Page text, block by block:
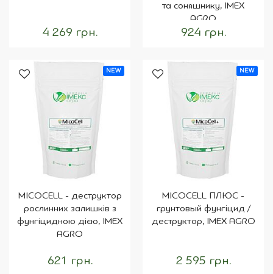
4 269 грн.
та соняшнику, IMEX
AGRO
924 грн.
NEW
MICOCELL - деструктор
рослинних залишків з
фунгіцидною дією, IMEX
AGRO
621 грн.
NEW
MICOCELL ПЛЮС -
грунтовый фунгіцид /
деструктор, IMEX AGRO
2 595 грн.